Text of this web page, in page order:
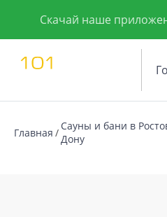
Скачай наше
Главная
Сауны и бани в
Дону